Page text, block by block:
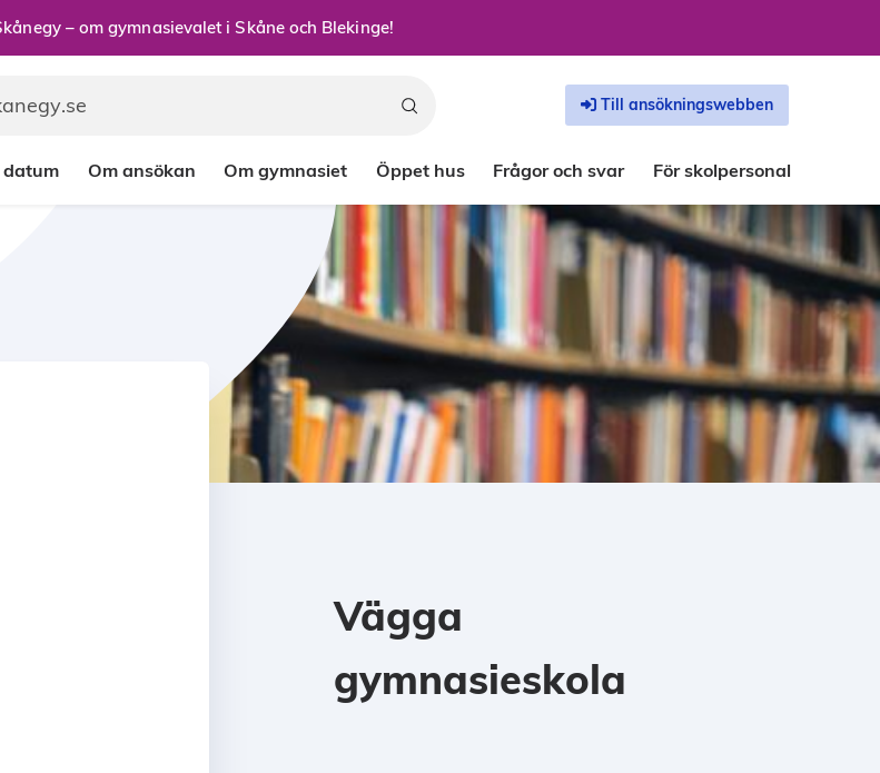
– om gymnasievalet i Skåne och Blekinge!
Om ansökan Om gymnasiet Öppet hus Frågor och svar För skolpersonal
Till ansökningswebben
Vägga
gymnasieskola